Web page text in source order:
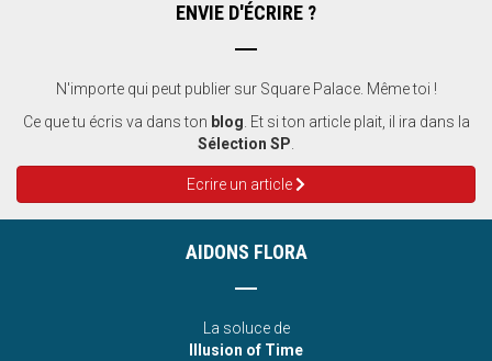
ENVIE D'ÉCRIRE ?
N'importe qui peut publier sur Square Palace. Même toi !
Ce que tu écris va dans ton blog. Et si ton article plait, il ira dans la
Sélection SP.
Ecrire un article
AIDONS FLORA
La soluce de
Illusion of Time